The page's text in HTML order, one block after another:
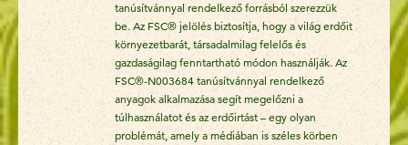
tanúsítvánnyal rendelkező forrásból szerezzük
be. Az FSC® jelölés biztosítja, hogy a világ erdőit
környezetbarát, társadalmilag felelős és
gazdaságilag fenntartható módon használják. Az
FSC®-N003684 tanúsítvánnyal rendelkező
anyagok alkalmazása segít megelőzni a
túlhasználatot és az erdőirtást – egy olyan
problémát, amely a médiában is széles körben